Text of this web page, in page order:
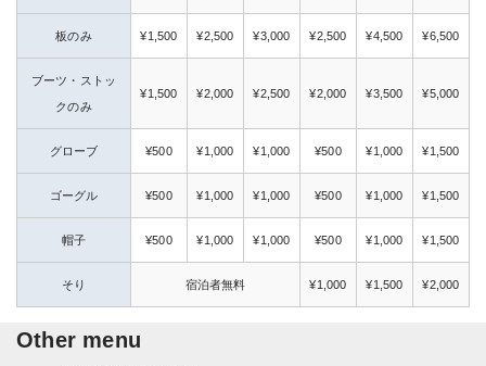
板のみ ¥1,500 ¥2,500 ¥3,000 ¥2,500 ¥4,500 ¥6,500
ブーツ・ストッ
クのみ
¥1,500 ¥2,000 ¥2,500 ¥2,000 ¥3,500 ¥5,000
グローブ ¥500 ¥1,000 ¥1,000 ¥500 ¥1,000 ¥1,500
ゴーグル ¥500 ¥1,000 ¥1,000 ¥500 ¥1,000 ¥1,500
帽子 ¥500 ¥1,000 ¥1,000 ¥500 ¥1,000 ¥1,500
そり 宿泊者無料 ¥1,000 ¥1,500 ¥2,000
Other menu